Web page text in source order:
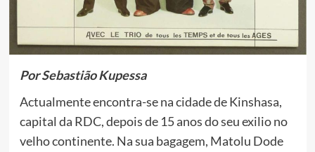
Por Sebastião Kupessa
Actualmente encontra-se na cidade de Kinshasa,
capital da RDC, depois de 15 anos do seu exilio no
velho continente. Na sua bagagem, Matolu Dode